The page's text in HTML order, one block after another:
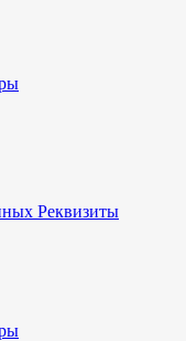
Реквизиты